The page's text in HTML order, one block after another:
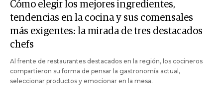
Cómo elegir los mejores ingredientes,
tendencias en la cocina y sus comensales
más exigentes: la mirada de tres destacados
chefs
Al frente de restaurantes destacados en la región, los cocineros
compartieron su forma de pensar la gastronomía actual,
seleccionar productos y emocionar en la mesa.